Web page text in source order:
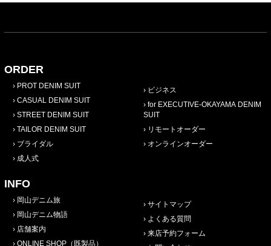
ORDER
PROT DENIM SUIT
CASUAL DENIM SUIT
STREET DENIM SUIT
TAILOR DENIM SUIT
ブライダル
成人式
ビジネス
for EXECUTIVE-OKAYAMA DENIM
SUIT
リモートオーダー
オンラインオーダー
INFO
岡山デニム旅
岡山デニム物語
店舗案内
ONLINE SHOP（既製品）
サイトマップ
よくある質問
来店予約フォーム